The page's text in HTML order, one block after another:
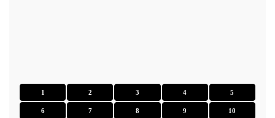
1 2 3 4 5
6 7 8 9 10